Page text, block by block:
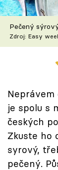
Škola
Recepty
Speciál:
Těhotnej
Sledujte
Pečený
Zdroj: Easy
je spolu s
českých
Zkuste ho
syrový,
pečený.